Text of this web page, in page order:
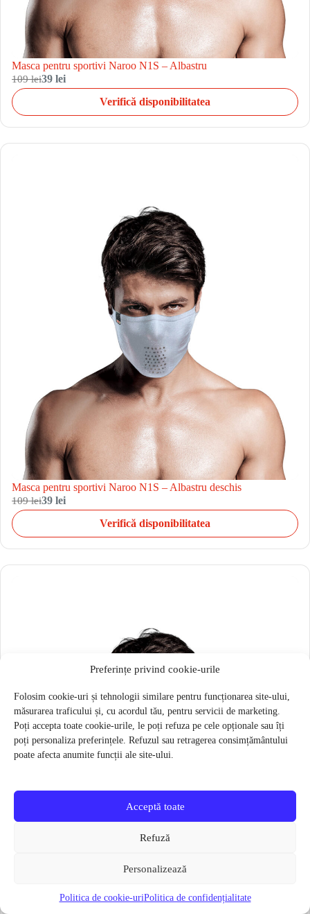
Preferințe privind cookie-urile
Folosim cookie-uri și tehnologii similare pentru funcționarea site-ului,
măsurarea traficului și, cu acordul tău, pentru servicii de marketing.
Poți accepta toate cookie-urile, le poți refuza pe cele opționale sau îți
poți personaliza preferințele. Refuzul sau retragerea consimțământului
poate afecta anumite funcții ale site-ului.
Acceptă toate
Refuză
Personalizează
Politica de cookie-uriPolitica de confidențialitate
Masca pentru sportivi Naroo N1S – Albastru
109 lei39 lei
Verifică disponibilitatea
Masca pentru sportivi Naroo N1S – Albastru deschis
109 lei39 lei
Verifică disponibilitatea